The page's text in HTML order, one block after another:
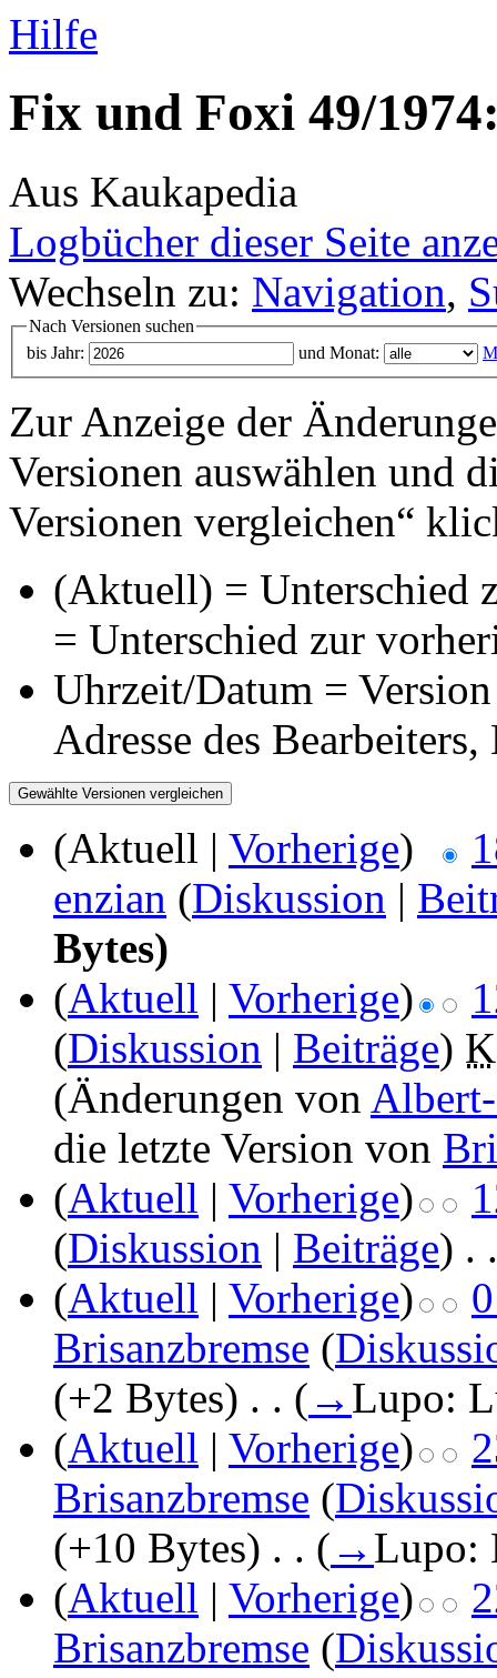
Hilfe
Fix und Foxi 49/
Aus Kaukapedia
Logbücher dieser Seite
Wechseln zu: Navigation,
Nach Versionen suchen
bis Jahr:
und Monat:
Zur Anzeige der
Versionen auswählen und
Versionen vergleichen“
(Aktuell) = Unterschied
= Unterschied zur
Uhrzeit/Datum =
Adresse des
(Aktuell | Vorherige)
enzian (Diskussion |
Bytes)
(Aktuell | Vorherige)
(Diskussion | Beiträge) K
(Änderungen von
die letzte Version von
(Aktuell | Vorherige)
(Diskussion | Beiträge) . .
(Aktuell | Vorherige)
Brisanzbremse (
(+2 Bytes) . . ( → Lupo:
(Aktuell | Vorherige)
Brisanzbremse (
(+10 Bytes) . . ( → Lupo:
(Aktuell | Vorherige)
Brisanzbremse (